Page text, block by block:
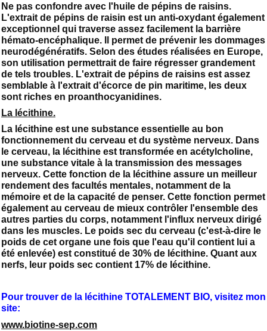
Ne pas confondre avec l'huile de pépins de raisins.
L'extrait de pépins de raisin est un anti-oxydant également
exceptionnel qui traverse assez facilement la barrière
hémato-encéphalique. Il permet de prévenir les dommages
neurodégénératifs. Selon des études réalisées en Europe,
son utilisation permettrait de faire régresser grandement
de tels troubles. L'extrait de pépins de raisins est assez
semblable à l'extrait d'écorce de pin maritime, les deux
sont riches en proanthocyanidines.
La lécithine.
La lécithine est une substance essentielle au bon
fonctionnement du cerveau et du système nerveux. Dans
le cerveau, la lécithine est transformée en acétylcholine,
une substance vitale à la transmission des messages
nerveux. Cette fonction de la lécithine assure un meilleur
rendement des facultés mentales, notamment de la
mémoire et de la capacité de penser. Cette fonction permet
également au cerveau de mieux contrôler l'ensemble des
autres parties du corps, notamment l'influx nerveux dirigé
dans les muscles. Le poids sec du cerveau (c'est-à-dire le
poids de cet organe une fois que l'eau qu'il contient lui a
été enlevée) est constitué de 30% de lécithine. Quant aux
nerfs, leur poids sec contient 17% de lécithine.
Pour trouver de la lécithine TOTALEMENT BIO, visitez mon
site:
www.biotine-sep.com